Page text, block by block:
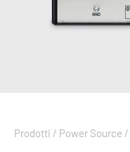
Prodotti / Power Source /